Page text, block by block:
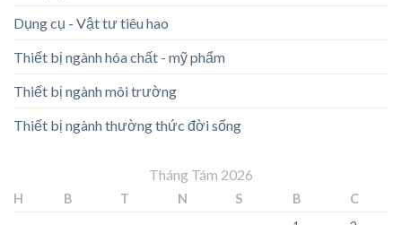
Dụng cụ - Vật tư tiêu hao
Thiết bị ngành hóa chất - mỹ phẩm
Thiết bị ngành môi trường
Thiết bị ngành thường thức đời sống
Tháng Tám 2026
H B T N S B
C